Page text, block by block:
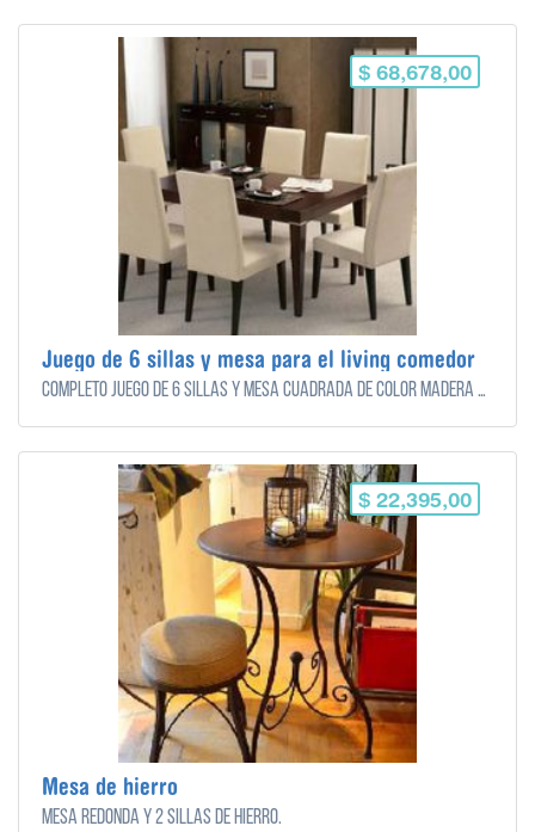
$ 68,678,00
Juego de 6 sillas y mesa para el living comedor
Completo juego de 6 sillas y mesa cuadrada de color madera oscura, para el living/comedor.
$ 22,395,00
Mesa de hierro
Mesa redonda y 2 sillas de hierro.